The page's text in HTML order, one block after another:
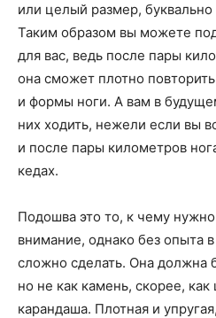
или целый размер,
Таким образом вы можете
для вас, ведь после пары
она сможет плотно
и формы ноги. А вам в
них ходить, нежели если вы
и после пары километров
кедах.
Подошва это то, к чему
внимание, однако без опыта
сложно сделать. Она должна
но не как камень, скорее,
карандаша. Плотная и